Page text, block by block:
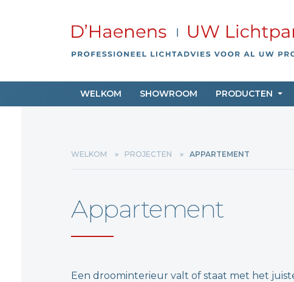
WELKOM SHOWROOM PRODUCTEN
WELKOM PROJECTEN APPARTEMENT
Appartement
Een droominterieur valt of staat met het